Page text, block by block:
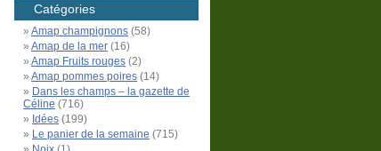
Catégories
Amap champignons (58)
Amap de la mer (16)
Amap Fruits rouges (2)
Amap pommes poires (14)
Dans les champs – la gazette de
Céline (716)
Idées (199)
Le panier de la semaine (715)